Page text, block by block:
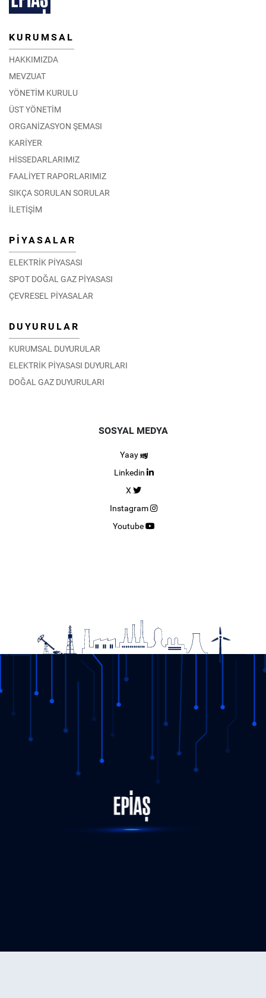
KURUMSAL
HAKKIMIZDA
MEVZUAT
YÖNETİM KURULU
ÜST YÖNETİM
ORGANİZASYON ŞEMASI
KARİYER
HİSSEDARLARIMIZ
FAALİYET RAPORLARIMIZ
SIKÇA SORULAN SORULAR
İLETİŞİM
PİYASALAR
ELEKTRİK PİYASASI
SPOT DOĞAL GAZ PİYASASI
ÇEVRESEL PİYASALAR
DUYURULAR
KURUMSAL DUYURULAR
ELEKTRİK PİYASASI DUYURLARI
DOĞAL GAZ DUYURULARI
SOSYAL MEDYA
Yaay
Linkedin
X
Instagram
Youtube